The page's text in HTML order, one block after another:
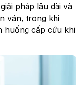
pháp lâu dài và
ván, trong khi
huống cấp cứu khi